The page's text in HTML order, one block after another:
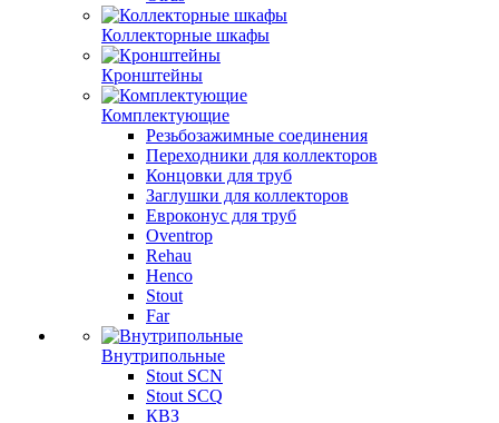
Коллекторные шкафы
Кронштейны
Комплектующие
Резьбозажимные соединения
Переходники для коллекторов
Концовки для труб
Заглушки для коллекторов
Евроконус для труб
Oventrop
Rehau
Henco
Stout
Far
Внутрипольные
Stout SCN
Stout SCQ
КВЗ